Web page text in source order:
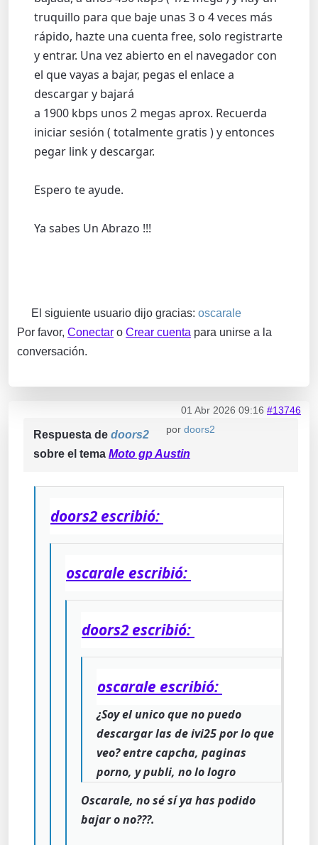
truquillo para que baje unas 3 o 4 veces más
rápido, hazte una cuenta free, solo registrarte
y entrar. Una vez abierto en el navegador con
el que vayas a bajar, pegas el enlace a
descargar y bajará
a 1900 kbps unos 2 megas aprox. Recuerda
iniciar sesión ( totalmente gratis ) y entonces
pegar link y descargar.
Espero te ayude.
Ya sabes Un Abrazo !!!
El siguiente usuario dijo gracias: oscarale
Por favor, Conectar o Crear cuenta para unirse a la
conversación.
01 Abr 2026 09:16 #13746
por doors2
Respuesta de doors2
sobre el tema Moto gp Austin
doors2 escribió:
oscarale escribió:
doors2 escribió:
oscarale escribió:
¿Soy el unico que no puedo
descargar las de ivi25 por lo que
veo? entre capcha, paginas
porno, y publi, no lo logro
Oscarale, no sé sí ya has podido
bajar o no???.